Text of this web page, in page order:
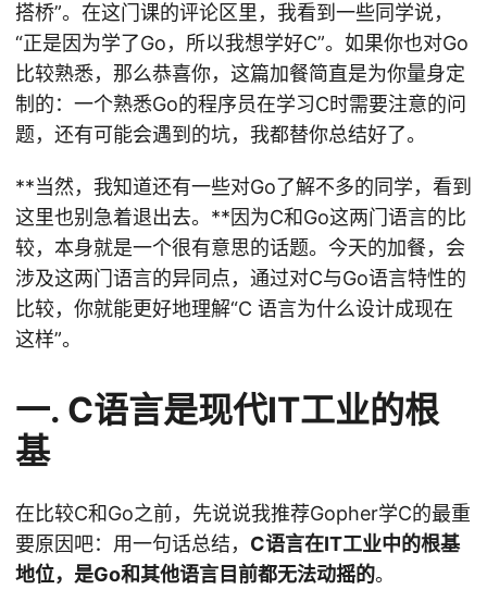
搭桥”。在这门课的评论区里，我看到一些同学说，
“正是因为学了Go，所以我想学好C”。如果你也对Go
比较熟悉，那么恭喜你，这篇加餐简直是为你量身定
制的：一个熟悉Go的程序员在学习C时需要注意的问
题，还有可能会遇到的坑，我都替你总结好了。
**当然，我知道还有一些对Go了解不多的同学，看到
这里也别急着退出去。**因为C和Go这两门语言的比
较，本身就是一个很有意思的话题。今天的加餐，会
涉及这两门语言的异同点，通过对C与Go语言特性的
比较，你就能更好地理解“C 语言为什么设计成现在
这样”。
一. C语言是现代IT工业的根
基
在比较C和Go之前，先说说我推荐Gopher学C的最重
要原因吧：用一句话总结， C语言在IT工业中的根基
地位，是Go和其他语言目前都无法动摇的。